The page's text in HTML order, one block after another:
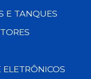
E TANQUES